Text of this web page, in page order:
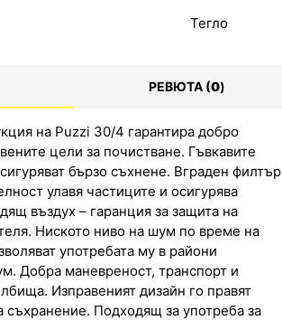
Тегло
РЕВЮТА (0)
на Puzzi 30/4 гарантира добро
цели за почистване. Гъвкавите
бързо съхнене. Вграден филтър
улавя частиците и осигурява
въздух – гаранция за защита на
Ниското ниво на шум по време на
употребата му в райони
Добра маневреност, транспорт и
Изправеният дизайн го правят
съхранение. Подходящ за употреба за